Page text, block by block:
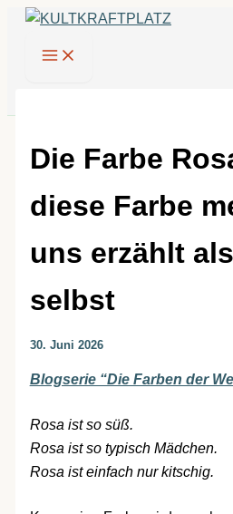
Zum
springen
Die Farbe
diese Farbe
uns erzählt
selbst
30. Juni 2026
Blogserie “Die Farben der
Rosa ist so süß.
Rosa ist so typisch Mädchen.
Rosa ist einfach nur kitschig.